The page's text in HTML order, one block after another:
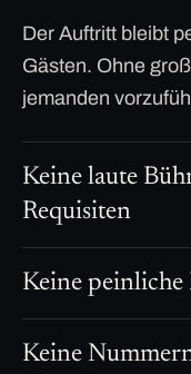
Der Auftritt bleibt
Gästen. Ohne
jemanden
Keine laute
Requisiten
Keine peinliche
Keine